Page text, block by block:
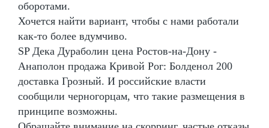
оборотами.
Хочется найти вариант, чтобы с нами работали
как-то более вдумчиво.
SP Дека Дураболин цена Ростов-на-Дону -
Анаполон продажа Кривой Рог: Болденол 200
доставка Грозный. И российские власти
сообщили черногорцам, что такие размещения в
принципе возможны.